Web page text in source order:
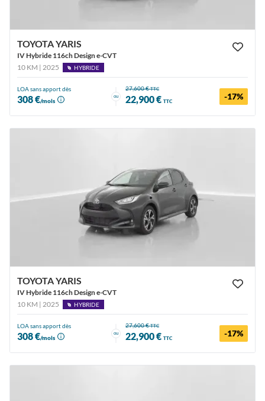
TOYOTA YARIS
IV Hybride 116ch Design e-CVT
10 KM | 2025
HYBRIDE
LOA sans apport dès
308 €/mois
ou
27,600 €TTC
22,900 € TTC -17%
TOYOTA YARIS
IV Hybride 116ch Design e-CVT
10 KM | 2025
HYBRIDE
LOA sans apport dès
308 €/mois
ou
27,600 €TTC
22,900 € TTC -17%